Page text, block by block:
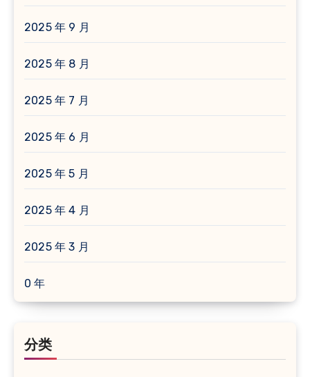
2025 年 9 月
2025 年 8 月
2025 年 7 月
2025 年 6 月
2025 年 5 月
2025 年 4 月
2025 年 3 月
0 年
分类